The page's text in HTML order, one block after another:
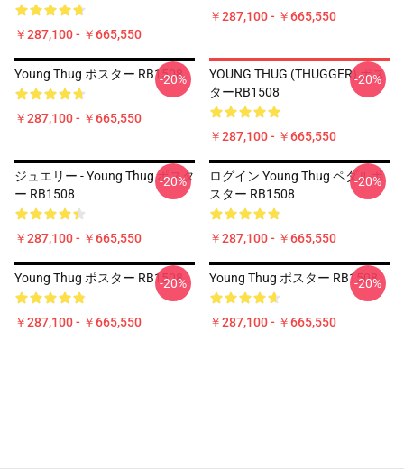
￥287,100 - ￥665,550
￥287,100 - ￥665,550
Young Thug ポスター RB1508
￥287,100 - ￥665,550
-20%
YOUNG THUG (THUGGER) ポス
ターRB1508
￥287,100 - ￥665,550
-20%
ジュエリー - Young Thug ポスタ
ー RB1508
￥287,100 - ￥665,550
-20%
ログイン Young Thug ペダルポ
スター RB1508
￥287,100 - ￥665,550
-20%
Young Thug ポスター RB1508
￥287,100 - ￥665,550
-20% Young Thug ポスター RB1508
￥287,100 - ￥665,550
-20%